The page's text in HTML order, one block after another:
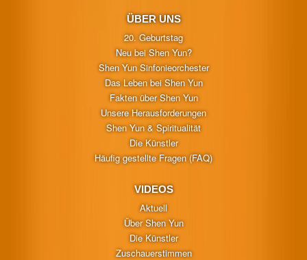
ÜBER UNS
20. Geburtstag
Neu bei Shen Yun?
Shen Yun Sinfonieorchester
Das Leben bei Shen Yun
Fakten über Shen Yun
Unsere Herausforderungen
Shen Yun & Spiritualität
Die Künstler
Häufig gestellte Fragen (FAQ)
VIDEOS
Aktuell
Über Shen Yun
Die Künstler
Zuschauerstimmen